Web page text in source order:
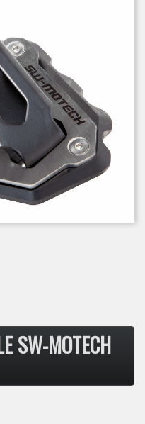
SW-MOTECH